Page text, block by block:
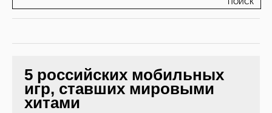
5 российских мобильных
игр, ставших мировыми
хитами